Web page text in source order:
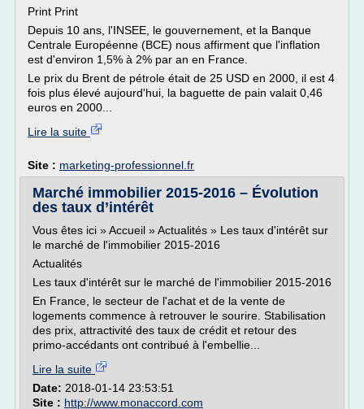
Print Print
Depuis 10 ans, l'INSEE, le gouvernement, et la Banque
Centrale Européenne (BCE) nous affirment que l'inflation
est d'environ 1,5% à 2% par an en France.
Le prix du Brent de pétrole était de 25 USD en 2000, il est 4
fois plus élevé aujourd'hui, la baguette de pain valait 0,46
euros en 2000...
Lire la suite
Site : marketing-professionnel.fr
Marché immobilier 2015-2016 – Évolution
des taux d’intérêt
Vous êtes ici » Accueil » Actualités » Les taux d'intérêt sur
le marché de l'immobilier 2015-2016
Actualités
Les taux d'intérêt sur le marché de l'immobilier 2015-2016
En France, le secteur de l'achat et de la vente de
logements commence à retrouver le sourire. Stabilisation
des prix, attractivité des taux de crédit et retour des
primo-accédants ont contribué à l'embellie...
Lire la suite
Date: 2018-01-14 23:53:51
Site : http://www.monaccord.com